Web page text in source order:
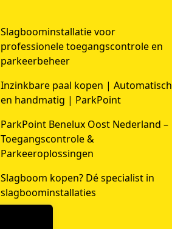
Slagboominstallatie voor
professionele toegangscontrole en
parkeerbeheer
Inzinkbare paal kopen | Automatisch
en handmatig | ParkPoint
ParkPoint Benelux Oost Nederland –
Toegangscontrole &
Parkeeroplossingen
Slagboom kopen? Dé specialist in
slagboominstallaties